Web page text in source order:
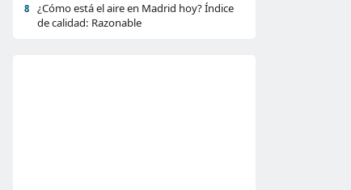
8
¿Cómo está el aire en Madrid hoy? Índice
de calidad: Razonable